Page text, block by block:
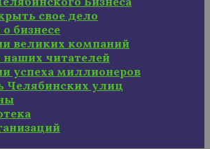
свое дело
бизнесе
великих компаний
наших читателей
успеха миллионеров
Челябинских улиц